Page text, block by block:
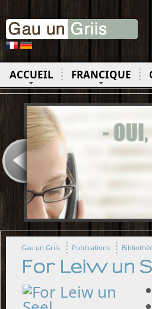
ACCUEIL FRANCIQUE
Gau un Griis Publications
For Leiw un